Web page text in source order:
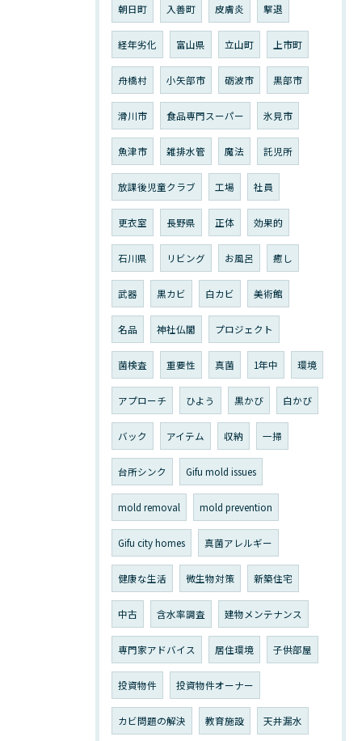
朝日町 入善町 皮膚炎 撃退
経年劣化 富山県 立山町 上市町
舟橋村 小矢部市 砺波市 黒部市
滑川市 食品専門スーパー 氷見市
魚津市 雑排水管 魔法 託児所
放課後児童クラブ 工場 社員
更衣室 長野県 正体 効果的
石川県 リビング お風呂 癒し
武器 黒カビ 白カビ 美術館
名品 神社仏閣 プロジェクト
菌検査 重要性 真菌 1年中 環境
アプローチ ひよう 黒かび 白かび
バック アイテム 収納 一掃
台所シンク Gifu mold issues
mold removal mold prevention
Gifu city homes 真菌アレルギー
健康な生活 微生物対策 新築住宅
中古 含水率調査 建物メンテナンス
専門家アドバイス 居住環境 子供部屋
投資物件 投資物件オーナー
カビ問題の解決 教育施設 天井漏水